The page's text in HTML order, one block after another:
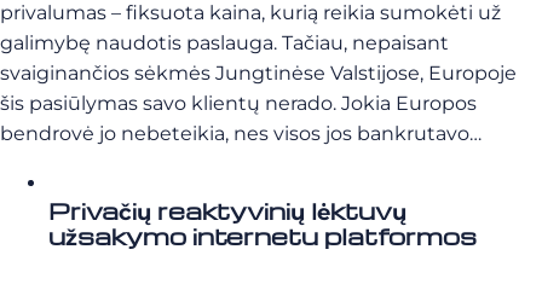
privalumas – fiksuota kaina, kurią reikia sumokėti už
galimybę naudotis paslauga. Tačiau, nepaisant
svaiginančios sėkmės Jungtinėse Valstijose, Europoje
šis pasiūlymas savo klientų nerado. Jokia Europos
bendrovė jo nebeteikia, nes visos jos bankrutavo…
Privačių reaktyvinių lėktuvų
užsakymo internetu platformos